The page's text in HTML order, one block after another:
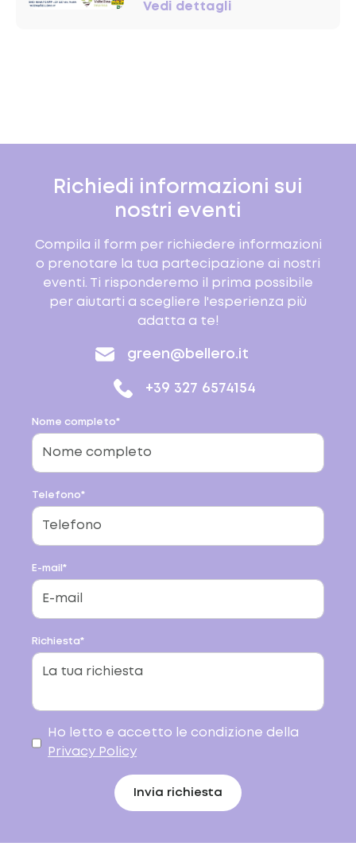
Vedi dettagli
Richiedi informazioni sui
nostri eventi
Compila il form per richiedere informazioni
o prenotare la tua partecipazione ai nostri
eventi. Ti risponderemo il prima possibile
per aiutarti a scegliere l'esperienza più
adatta a te!
green@bellero.it
+39 327 6574154
Nome completo*
Telefono*
E-mail*
Richiesta*
Ho letto e accetto le condizione della
Privacy Policy
Invia richiesta